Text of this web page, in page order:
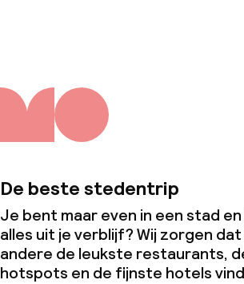
De beste stedentrip
Je bent maar even in een stad en
alles uit je verblijf? Wij zorgen
andere de leukste restaurants,
hotspots en de fijnste hotels